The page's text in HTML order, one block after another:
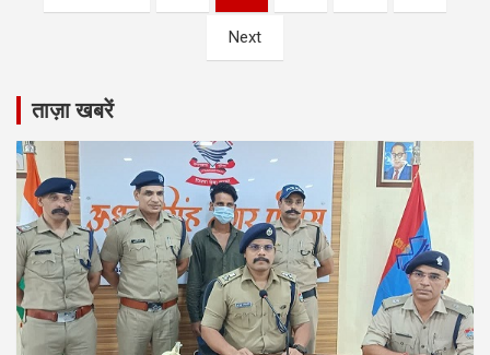
pagination
Next
ताज़ा खबरें